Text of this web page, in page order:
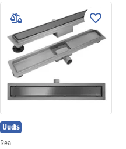
Uudis
Rea